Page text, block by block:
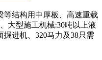
等结构用中厚板、高速重载
大型施工机械:30吨以上液
进机、320马力及38只需